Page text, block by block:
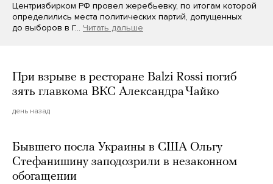
Центризбирком РФ провел жеребьевку, по итогам которой
определились места политических партий, допущенных
до выборов в Г… Читать дальше
При взрыве в ресторане Balzi Rossi погиб
зять главкома ВКС Александра Чайко
день назад
Бывшего посла Украины в США Ольгу
Стефанишину заподозрили в незаконном
обогащении